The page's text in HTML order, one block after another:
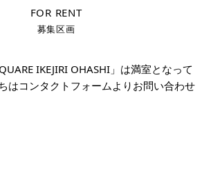
FOR RENT
募集区画
IKEJIRI OHASHI」は満室となって
はコンタクトフォームよりお問い合わせ